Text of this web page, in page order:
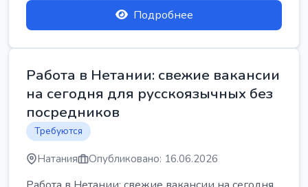
Подробнее
Работа в Нетании: свежие вакансии
на сегодня для русскоязычных без
посредников
Требуются
Натания Опубликовано: 16.06.2026